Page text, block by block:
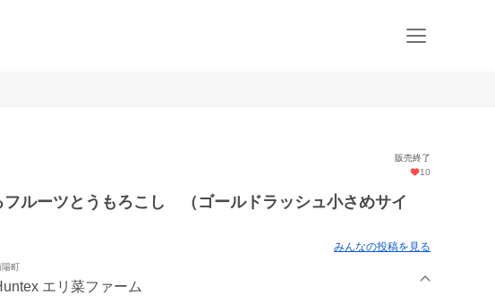
販売終了
10
フルーツとうもろこし （ゴールドラッシュ小さめサイ
みんなの投稿を見る
陽町
エリ菜ファーム